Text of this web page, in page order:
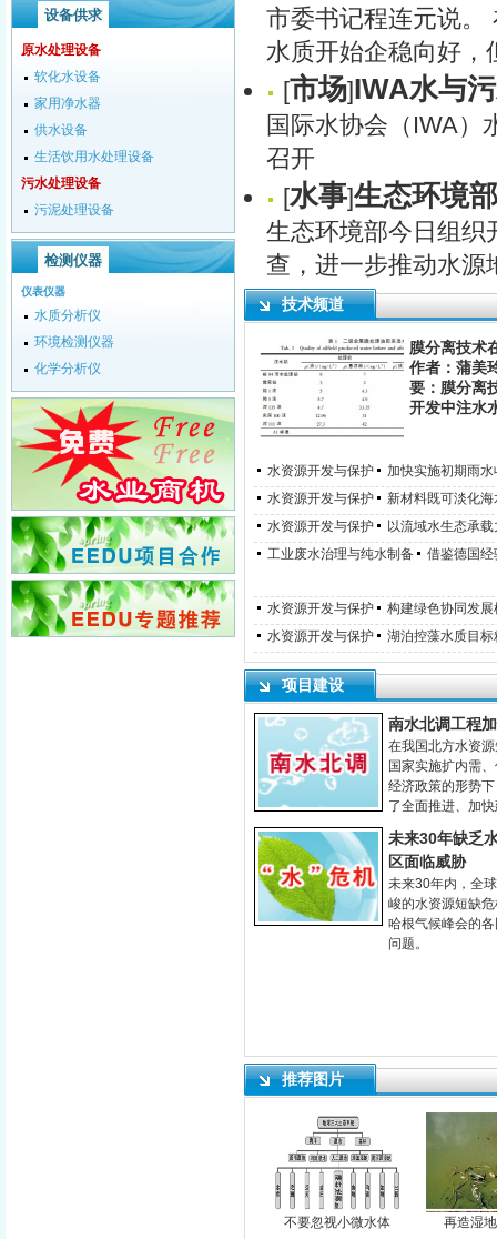
市委书记程连元说。
水质开始企稳向好
[市场]IWA水与
国际水协会（IWA）
召开
[水事]生态环境
生态环境部今日组织
查，进一步推动水源
技术频道
膜分离技术
作者：蒲美
要：膜分离
开发中注
水资源开发与保护
加快实施初期雨水
水资源开发与保护
新材料既可淡化
水资源开发与保护
以流域水生态承
工业废水治理与纯水制备
借鉴德国
水资源开发与保护
构建绿色协同发
水资源开发与保护
湖泊控藻水质目
项目建设
南水北调工程
在我国北方水资
国家实施扩内需
经济政策的形势
了全面推进、加
未来30年缺乏
区面临威胁
未来30年内，全
峻的水资源短缺
哈根气候峰会的
问题。
推荐图片
不要忽视小微水体 再造湿
设备供求
原水处理设备
软化水设备
家用净水器
供水设备
生活饮用水处理设备
污水处理设备
污泥处理设备
检测仪器
仪表仪器
水质分析仪
环境检测仪器
化学分析仪